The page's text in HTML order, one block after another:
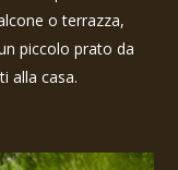
o terrazza,
piccolo prato da
alla casa.